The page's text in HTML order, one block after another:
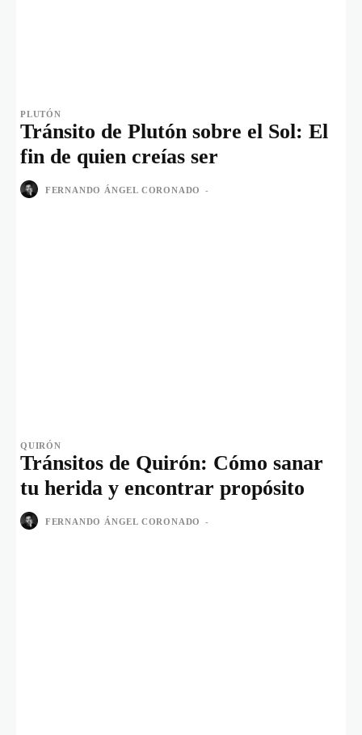
PLUTÓN
Tránsito de Plutón sobre el Sol: El
fin de quien creías ser
FERNANDO ÁNGEL CORONADO -
QUIRÓN
Tránsitos de Quirón: Cómo sanar
tu herida y encontrar propósito
FERNANDO ÁNGEL CORONADO -